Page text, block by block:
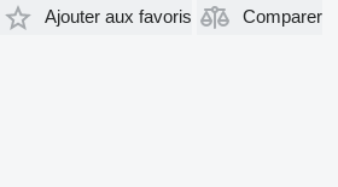
Ajouter aux favoris
Comparer